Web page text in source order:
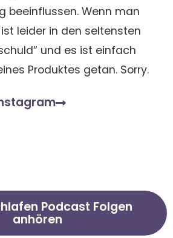
beeinflussen. Wenn man
leider in den seltensten
und es ist einfach
Produktes getan. Sorry.
Podcast Folgen
anhören